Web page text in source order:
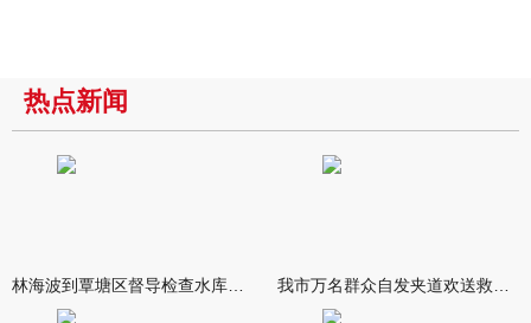
热点新闻